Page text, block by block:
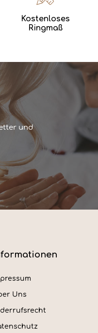
Kostenloses
Ringmaß
und
Uns